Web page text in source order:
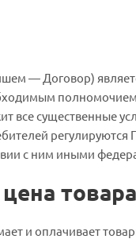
— Договор)
все существенные
с ним иными
товара
и оплачивает